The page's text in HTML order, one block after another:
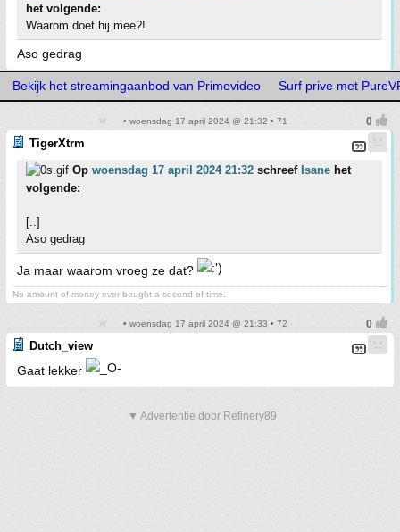
het volgende:
Waarom doet hij mee?!
Aso gedrag
Bekijk het streamingaanbod van Primevideo Surf prive met
• woensdag 17 april 2024 @ 21:32 • 71
TigerXtrm
Op woensdag 17 april 2024 21:32 schreef Isane het
volgende:
[..]
Aso gedrag
Ja maar waarom vroeg ze dat?
No amount of money ever bought a second of time.
• woensdag 17 april 2024 @ 21:33 • 72
Dutch_view
Gaat lekker
▼ Advertentie door Refinery89